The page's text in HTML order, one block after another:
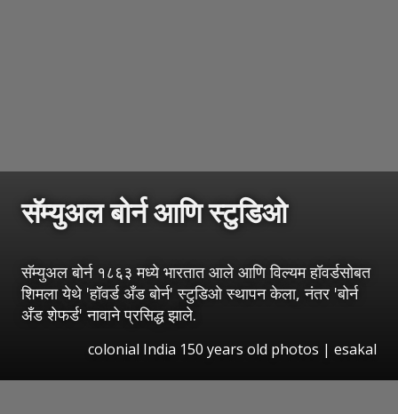
सॅम्युअल बोर्न आणि स्टुडिओ
सॅम्युअल बोर्न १८६३ मध्ये भारतात आले आणि विल्यम हॉवर्डसोबत
शिमला येथे 'हॉवर्ड अँड बोर्न' स्टुडिओ स्थापन केला, नंतर 'बोर्न
अँड शेफर्ड' नावाने प्रसिद्ध झाले.
colonial India 150 years old photos | esakal